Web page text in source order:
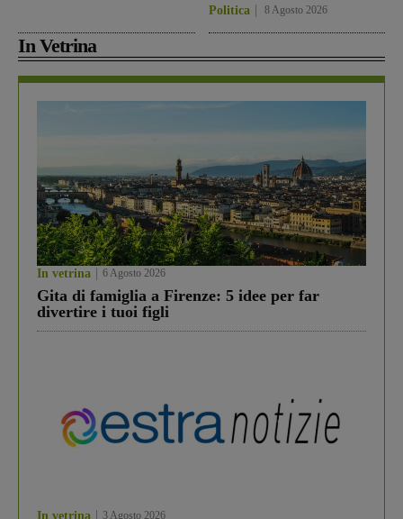
Politica 8 Agosto 2026
In Vetrina
In vetrina 6 Agosto 2026
Gita di famiglia a Firenze: 5 idee per far
divertire i tuoi figli
In vetrina 3 Agosto 2026